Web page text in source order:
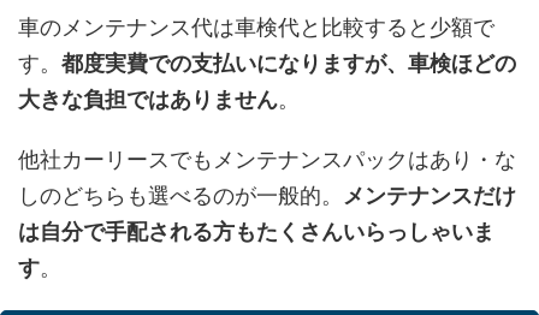
車のメンテナンス代は車検代と比較すると少額で
す。 都度実費での支払いになりますが、車検ほどの
大きな負担ではありません。
他社カーリースでもメンテナンスパックはあり・な
しのどちらも選べるのが一般的。
メンテナンスだけ
は自分で手配される方もたくさんいらっしゃいま
す。